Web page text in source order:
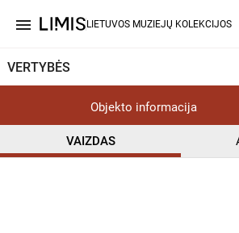
menu LIETUVOS MUZIEJŲ KOLEKCIJOS
VERTYBĖS
Objekto informacija
VAIZDAS